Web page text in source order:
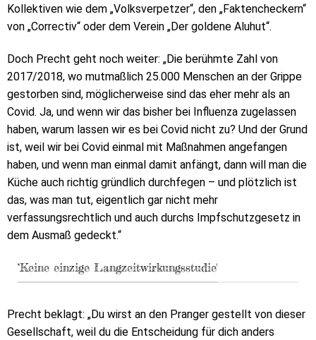
Kollektiven wie dem „Volksverpetzer“, den „Faktencheckern“
von „Correctiv“ oder dem Verein „Der goldene Aluhut“.
Doch Precht geht noch weiter: „Die berühmte Zahl von
2017/2018, wo mutmaßlich 25.000 Menschen an der Grippe
gestorben sind, möglicherweise sind das eher mehr als an
Covid. Ja, und wenn wir das bisher bei Influenza zugelassen
haben, warum lassen wir es bei Covid nicht zu? Und der Grund
ist, weil wir bei Covid einmal mit Maßnahmen angefangen
haben, und wenn man einmal damit anfängt, dann will man die
Küche auch richtig gründlich durchfegen – und plötzlich ist
das, was man tut, eigentlich gar nicht mehr
verfassungsrechtlich und auch durchs Impfschutzgesetz in
dem Ausmaß gedeckt.“
‘Keine einzige Langzeitwirkungsstudie'
Precht beklagt: „Du wirst an den Pranger gestellt von dieser
Gesellschaft, weil du die Entscheidung für dich anders